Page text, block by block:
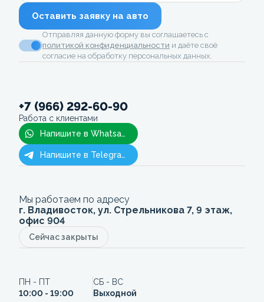
Оставить заявку на авто
Отправляя данную форму вы соглашаетесь с
политикой конфиденциальности и даёте своё
согласие на обработку персональных данных.
+7 (966) 292-60-90
Работа с клиентами
Напишите в Whatsapp
Напишите в Telegram
Мы работаем по адресу
г. Владивосток, ул. Стрельникова 7, 9 этаж,
офис 904
Сейчас закрыты
ПН - ПТ
10:00 - 19:00
СБ - ВС
Выходной